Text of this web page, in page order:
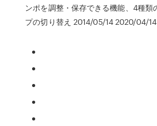
ンポを調整・保存できる機能、4種類
プの切り替え 2014/05/14 2020/04/14